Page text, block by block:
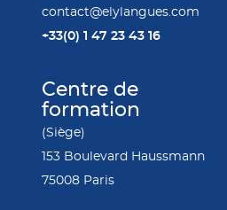
contact@elylangues.com
+33(0) 1 47 23 43 16
Centre de
formation
(Siège)
153 Boulevard Haussmann
75008 Paris